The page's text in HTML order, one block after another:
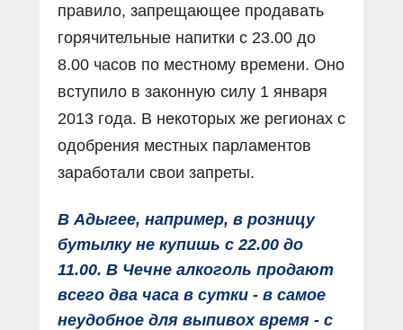
правило, запрещающее продавать
горячительные напитки с 23.00 до
8.00 часов по местному времени. Оно
вступило в законную силу 1 января
2013 года. В некоторых же регионах с
одобрения местных парламентов
заработали свои запреты.
В Адыгее, например, в розницу
бутылку не купишь с 22.00 до
11.00. В Чечне алкоголь продают
всего два часа в сутки - в самое
неудобное для выпивох время - с